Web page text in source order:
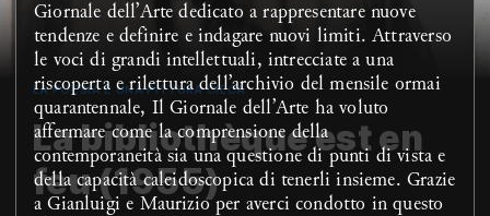
Giornale dell’Arte dedicato a rappresentare nuove
tendenze e definire e indagare nuovi limiti. Attraverso
le voci di grandi intellettuali, intrecciate a una
riscoperta e rilettura dell’archivio del mensile ormai
quarantennale, Il Giornale dell’Arte ha voluto
affermare come la comprensione della
contemporaneità sia una questione di punti di vista e
della capacità caleidoscopica di tenerli insieme. Grazie
a Gianluigi e Maurizio per averci condotto in questo
LA POESIA È UNA PITTURA CIECA
La bibliothèque est en
feu (1955)